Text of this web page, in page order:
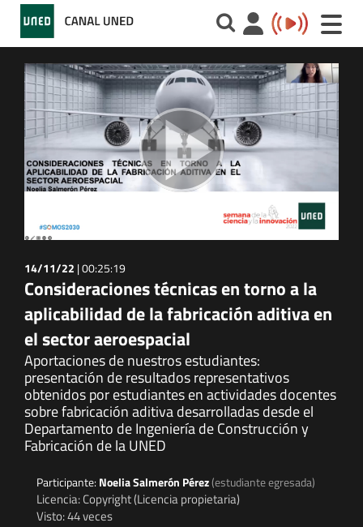
Toggle
14/11/22 |00:25:19
Consideraciones técnicas en torno a la
aplicabilidad de la fabricación aditiva en
el sector aeroespacial
Aportaciones de nuestros estudiantes:
presentación de resultados representativos
obtenidos por estudiantes en actividades docentes
sobre fabricación aditiva desarrolladas desde el
Departamento de Ingeniería de Construcción y
Fabricación de la UNED
Participante: Noelia Salmerón Pérez(estudiante egresada)
Licencia: Copyright (Licencia propietaria)
Visto: 44 veces